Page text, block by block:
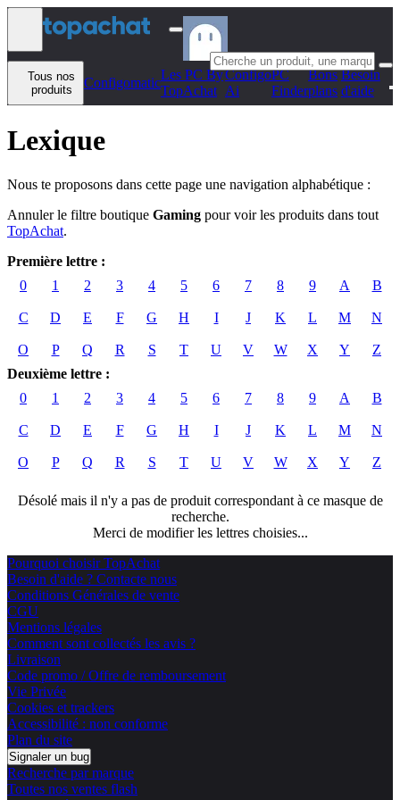
Aller au contenu
Tous nos
produits
Configomatic
Les PC By
TopAchat
Configo
Ai
PC
Finder
Bons
plans
Besoin
d'aide
Lexique
Nous te proposons dans cette page une navigation alphabétique :
Annuler le filtre boutique Gaming pour voir les produits dans tout
TopAchat.
Première lettre :
0
1 2 3 4 5 6 7 8 9 A B
C D E F G H I J K L M N
O P Q R S T U V W X Y
Z
Deuxième lettre :
0
1 2 3 4 5 6 7 8 9 A B
C D E F G H I J K L M N
O P Q R S T U V W X Y Z
Désolé mais il n'y a pas de produit correspondant à ce masque de
recherche.
Merci de modifier les lettres choisies...
Pourquoi choisir TopAchat
Besoin d'aide ? Contacte nous
Conditions Générales de vente
CGU
Mentions légales
Comment sont collectés les avis ?
Livraison
Code promo / Offre de remboursement
Vie Privée
Cookies et trackers
Accessibilité : non conforme
Plan du site
Signaler un bug
Recherche par marque
Toutes nos ventes flash